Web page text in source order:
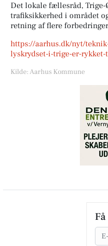
Det lokale fællesråd,
trafiksikkerhed i området
retning af flere
https://aarhus.dk/nyt/
lyskrydset-i-trige-er-rykket-
Kilde: Aarhus Kommune